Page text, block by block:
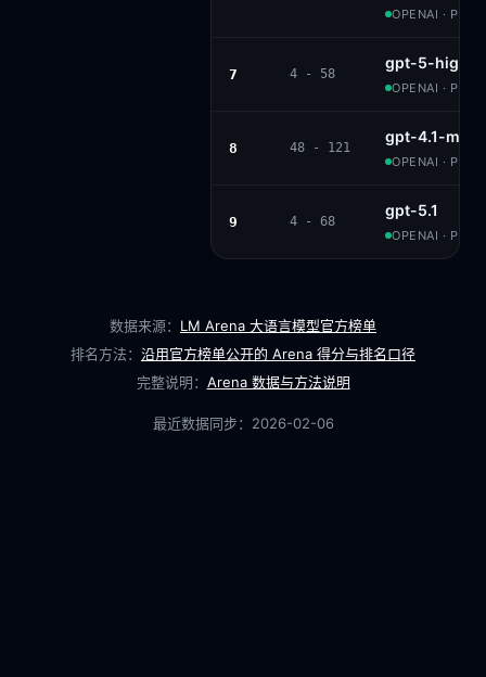
OPENAI ·
7 4 - 58
gpt-5-high
OPENAI ·
8 48 - 121
gpt-4.1-
OPENAI ·
9 4 - 68
gpt-5.1
OPENAI ·
数据来源： LM Arena 大语言模型官方榜单
排名方法： 沿用官方榜单公开的 Arena 得分与排名口径
完整说明： Arena 数据与方法说明
最近数据同步： 2026-02-06